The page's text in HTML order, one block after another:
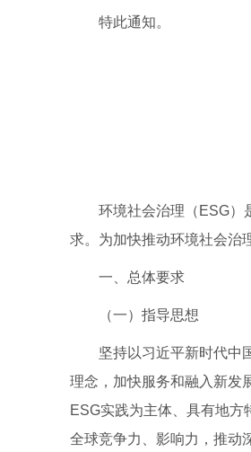
特此通知。
环境社会治理（ESG）是
求。为加快推动环境社会治
一、总体要求
（一）指导思想
坚持以习近平新时代中国
理念，加快服务和融入新发
ESG实践为主体、具有地
全球竞争力、影响力，推动